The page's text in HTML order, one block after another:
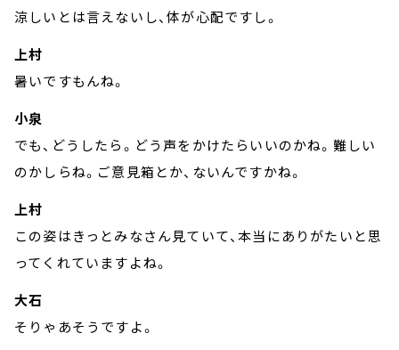
涼しいとは言えないし、体が心配ですし。
上村
暑いですもんね。
小泉
でも、どうしたら。どう声をかけたらいいのかね。難しい
のかしらね。ご意見箱とか、ないんですかね。
上村
この姿はきっとみなさん見ていて、本当にありがたいと思
ってくれていますよね。
大石
そりゃあそうですよ。